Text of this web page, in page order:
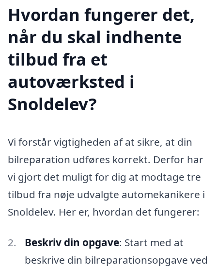
Hvordan fungerer det,
når du skal indhente
tilbud fra et
autoværksted i
Snoldelev?
Vi forstår vigtigheden af at sikre, at din
bilreparation udføres korrekt. Derfor har
vi gjort det muligt for dig at modtage tre
tilbud fra nøje udvalgte automekanikere i
Snoldelev. Her er, hvordan det fungerer:
Beskriv din opgave: Start med at
beskrive din bilreparationsopgave ved